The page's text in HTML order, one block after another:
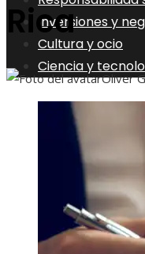
Inversiones y
Cultura y ocio
Ciencia y
Rica
Oliver